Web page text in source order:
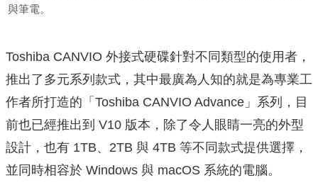
與筆電。
Toshiba CANVIO 外接式硬碟針對不同類型的使用者，
推出了多元系列款式，其中最廣為人知的就是為專業工
作者所打造的「Toshiba CANVIO Advance」系列，目
前也已經推出到 V10 版本，除了令人眼睛一亮的外型
設計，也有 1TB、2TB 與 4TB 等不同款式提供選擇，
並同時相容於 Windows 與 macOS 系統的電腦。